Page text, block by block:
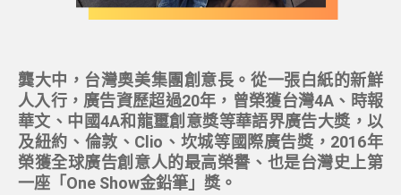
龔大中，台灣奧美集團創意長。從一張白紙的新鮮
人入行，廣告資歷超過20年，曾榮獲台灣4A、時報
華文、中國4A和龍璽創意獎等華語界廣告大獎，以
及紐約、倫敦、Clio、坎城等國際廣告獎，2016年
榮獲全球廣告創意人的最高榮譽、也是台灣史上第
一座「One Show金鉛筆」獎。